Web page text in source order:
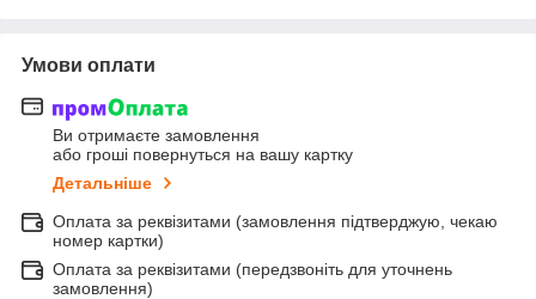
Умови оплати
Ви отримаєте замовлення
або гроші повернуться на вашу картку
Детальніше
Оплата за реквізитами (замовлення підтверджую, чекаю
номер картки)
Оплата за реквізитами (передзвоніть для уточнень
замовлення)